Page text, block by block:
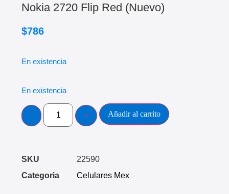
Nokia 2720 Flip Red (Nuevo)
$786
En existencia
En existencia
Añadir al carrito
SKU
22590
Categoria
Celulares Mex